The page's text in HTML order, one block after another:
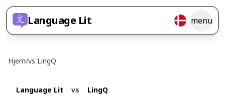
Language Lit menu
Hjem/vs LingQ
Language Lit vs LingQ